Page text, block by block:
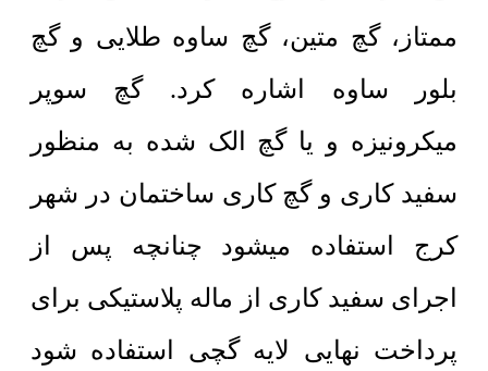
ممتاز، گچ متین، گچ ساوه طلایی و گچ
بلور ساوه اشاره کرد. گچ سوپر
میکرونیزه و یا گچ الک شده به منظور
سفید کاری و گچ کاری ساختمان در شهر
کرج استفاده میشود چنانچه پس از
اجرای سفید کاری از ماله پلاستیکی برای
پرداخت نهایی لایه گچی استفاده شود